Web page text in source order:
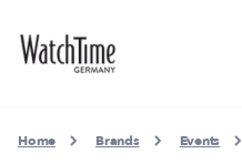
Home Brands Events